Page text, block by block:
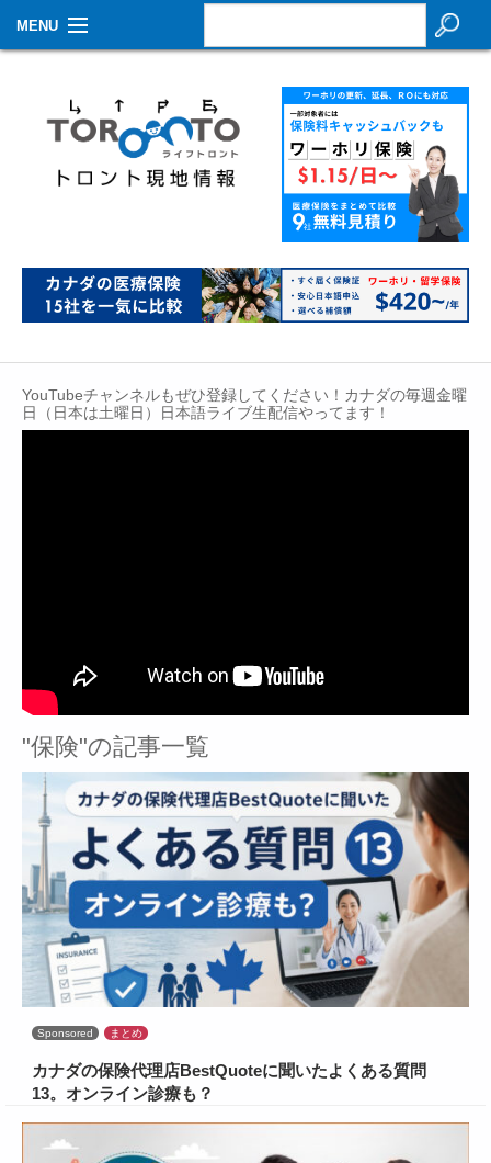
MENU
生活情報
その他
イベントカレンダー
About Us
YouTubeチャンネルもぜひ登録してください！カナダの毎週金曜
日（日本は土曜日）日本語ライブ生配信やってます！
"保険"の記事一覧
Sponsored まとめ
カナダの保険代理店BestQuoteに聞いたよくある質問
13。オンライン診療も？